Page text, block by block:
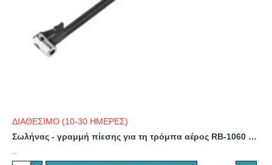
ΔΙΑΘΕΣΙΜΟ (10-30 ΗΜΕΡΕΣ)
Σωλήνας - γραμμή πίεσης για τη τρόμπα αέρος RB-1060 Rebel